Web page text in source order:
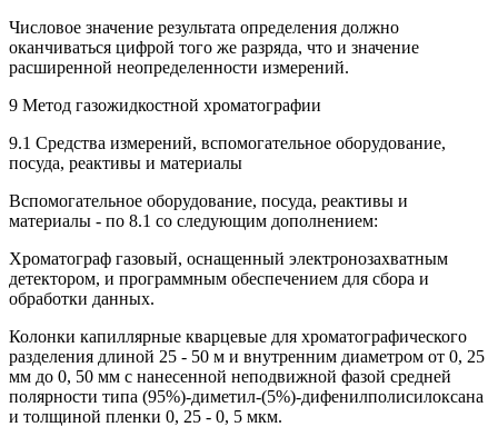
Числовое значение результата определения должно
оканчиваться цифрой того же разряда, что и значение
расширенной неопределенности измерений.
9 Метод газожидкостной хроматографии
9.1 Средства измерений, вспомогательное оборудование,
посуда, реактивы и материалы
Вспомогательное оборудование, посуда, реактивы и
материалы - по 8.1 со следующим дополнением:
Хроматограф газовый, оснащенный электронозахватным
детектором, и программным обеспечением для сбора и
обработки данных.
Колонки капиллярные кварцевые для хроматографического
разделения длиной 25 - 50 м и внутренним диаметром от 0, 25
мм до 0, 50 мм с нанесенной неподвижной фазой средней
полярности типа (95%)-диметил-(5%)-дифенилполисилоксана
и толщиной пленки 0, 25 - 0, 5 мкм.